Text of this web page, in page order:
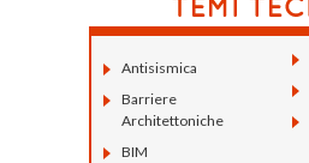
Antisismica
Barriere
Architettoniche
BIM